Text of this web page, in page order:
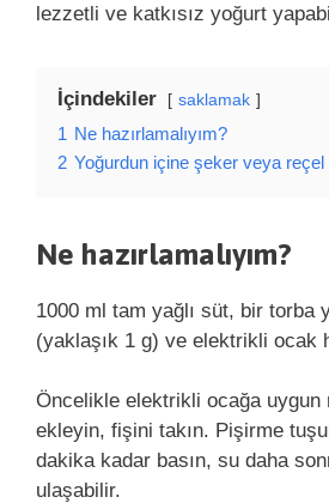
lezzetli ve katkısız yoğurt
İçindekiler saklamak
1 Ne hazırlamalıyım?
2 Yoğurdun içine şeker veya
Ne hazırlamalıyım?
1000 ml tam yağlı süt, bir torba
(yaklaşık 1 g) ve elektrikli ocak
Öncelikle elektrikli ocağa uygun
ekleyin, fişini takın. Pişirme
dakika kadar basın, su daha
ulaşabilir.